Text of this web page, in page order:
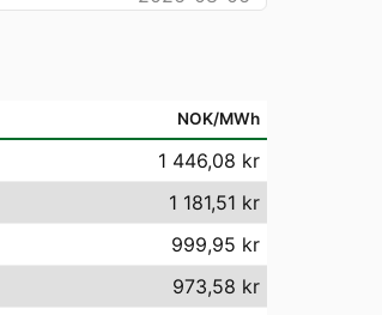
NOK/MWh
1 446,08 kr
1 181,51 kr
999,95 kr
973,58 kr